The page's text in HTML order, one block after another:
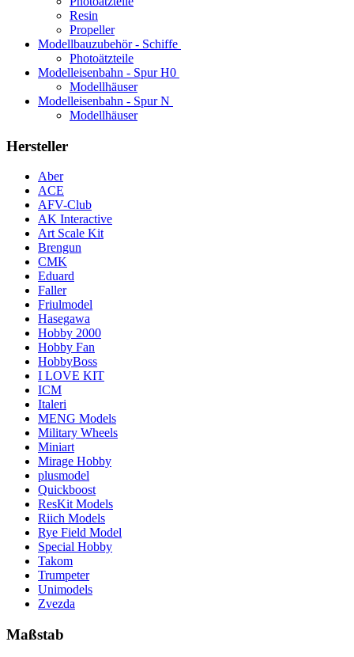
Resin
Propeller
Modellbauzubehör - Schiffe
Photoätzteile
Modelleisenbahn - Spur H0
Modellhäuser
Modelleisenbahn - Spur N
Modellhäuser
Hersteller
Aber
ACE
AFV-Club
AK Interactive
Art Scale Kit
Brengun
CMK
Eduard
Faller
Friulmodel
Hasegawa
Hobby 2000
Hobby Fan
HobbyBoss
I LOVE KIT
ICM
Italeri
MENG Models
Military Wheels
Miniart
Mirage Hobby
plusmodel
Quickboost
ResKit Models
Riich Models
Rye Field Model
Special Hobby
Takom
Trumpeter
Unimodels
Zvezda
Maßstab